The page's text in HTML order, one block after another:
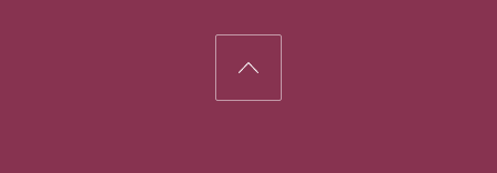
Back to Top